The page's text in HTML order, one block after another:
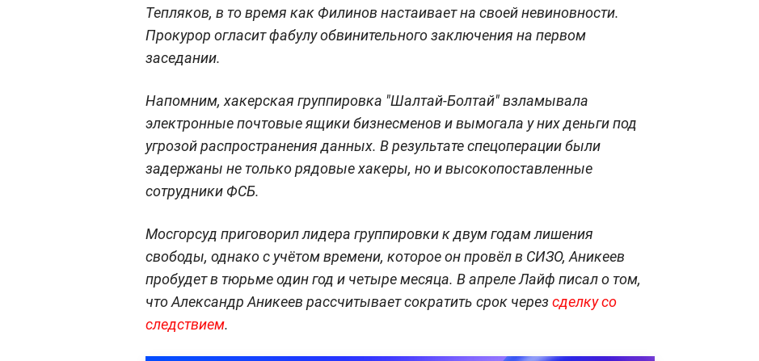
Тепляков, в то время как Филинов настаивает на своей невиновности.
Прокурор огласит фабулу обвинительного заключения на первом
заседании.
Напомним, хакерская группировка "Шалтай-Болтай" взламывала
электронные почтовые ящики бизнесменов и вымогала у них деньги под
угрозой распространения данных. В результате спецоперации были
задержаны не только рядовые хакеры, но и высокопоставленные
сотрудники ФСБ.
Мосгорсуд приговорил лидера группировки к двум годам лишения
свободы, однако с учётом времени, которое он провёл в СИЗО, Аникеев
пробудет в тюрьме один год и четыре месяца. В апреле Лайф писал о том,
что Александр Аникеев рассчитывает сократить срок черезсделку со
следствием.